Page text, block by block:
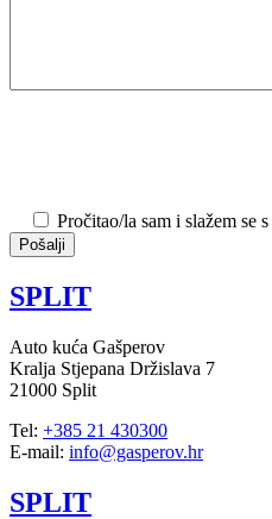
Pročitao/la sam i slažem se s
SPLIT
Auto kuća Gašperov
Kralja Stjepana Držislava 7
21000 Split
Tel: +385 21 430300
E-mail: info@gasperov.hr
SPLIT